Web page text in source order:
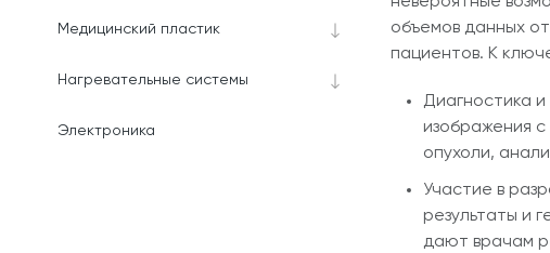
Медицинский пластик
Нагревательные системы
Электроника
объемов данных
пациентов. К
Диагностика
изображения
опухоли,
Участие в
результаты и
дают врачам